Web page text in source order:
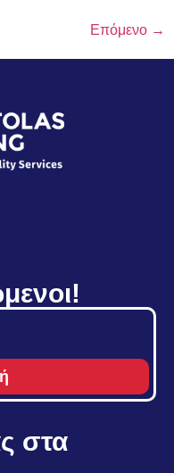
Επόμενο →
στα